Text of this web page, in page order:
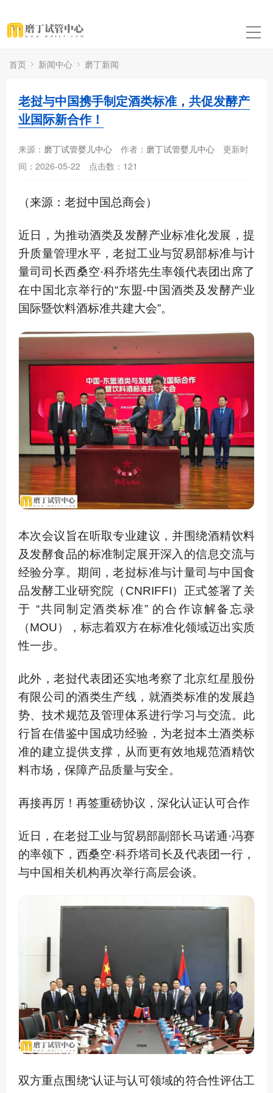
首页 新闻中心 磨丁新闻
老挝与中国携手制定酒类标准，共促发酵产
业国际新合作！
来源： 磨丁试管婴儿中心 作者： 磨丁试管婴儿中心
更新时
间：2026-05-22
点击数： 121
（来源：老挝中国总商会）
近日，为推动酒类及发酵产业标准化发展，提
升质量管理水平，老挝工业与贸易部标准与计
量司司长西桑空·科乔塔先生率领代表团出席了
在中国北京举行的“东盟-中国酒类及发酵产业
国际暨饮料酒标准共建大会”。
本次会议旨在听取专业建议，并围绕酒精饮料
及发酵食品的标准制定展开深入的信息交流与
经验分享。期间，老挝标准与计量司与中国食
品发酵工业研究院（CNRIFFI）正式签署了关
于 “共同制定酒类标准”的合作谅解备忘录
（MOU），标志着双方在标准化领域迈出实质
性一步。
此外，老挝代表团还实地考察了北京红星股份
有限公司的酒类生产线，就酒类标准的发展趋
势、技术规范及管理体系进行学习与交流。此
行旨在借鉴中国成功经验，为老挝本土酒类标
准的建立提供支撑，从而更有效地规范酒精饮
料市场，保障产品质量与安全。
再接再厉！再签重磅协议，深化认证认可合作
近日，在老挝工业与贸易部副部长马诺通·冯赛
的率领下，西桑空·科乔塔司长及代表团一行，
与中国相关机构再次举行高层会谈。
双方重点围绕“认证与认可领域的符合性评估工